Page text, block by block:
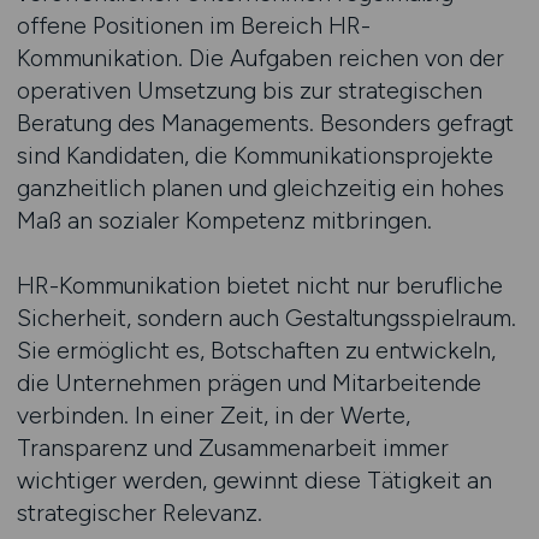
offene Positionen im Bereich HR-
Kommunikation. Die Aufgaben reichen von der
operativen Umsetzung bis zur strategischen
Beratung des Managements. Besonders gefragt
sind Kandidaten, die Kommunikationsprojekte
ganzheitlich planen und gleichzeitig ein hohes
Maß an sozialer Kompetenz mitbringen.
HR-Kommunikation bietet nicht nur berufliche
Sicherheit, sondern auch Gestaltungsspielraum.
Sie ermöglicht es, Botschaften zu entwickeln,
die Unternehmen prägen und Mitarbeitende
verbinden. In einer Zeit, in der Werte,
Transparenz und Zusammenarbeit immer
wichtiger werden, gewinnt diese Tätigkeit an
strategischer Relevanz.